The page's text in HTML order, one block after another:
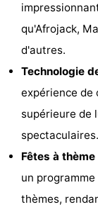
faire
Lieux
d'intérêt
Musées
Monuments
Églises
Points
Attractions
qu'Afrojack,
d'autres.
Technologie
expérience de
supérieure de
spectaculaires.
Fêtes à
un
thèmes,